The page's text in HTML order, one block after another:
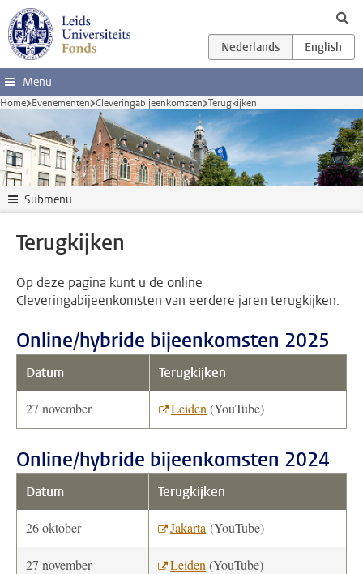
Ga direct naar de inhoud
Menu
Home Evenementen Cleveringabijeenkomsten Terugkijken
Submenu
Terugkijken
Op deze pagina kunt u de online
Cleveringabijeenkomsten van eerdere jaren terugkijken.
Online/hybride bijeenkomsten 2025
Datum Terugkijken
27 november Leiden (YouTube)
Online/hybride bijeenkomsten 2024
Datum Terugkijken
26 oktober Jakarta (YouTube)
27 november Leiden (YouTube)